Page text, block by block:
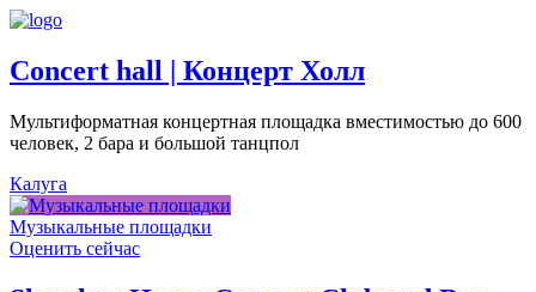
Concert hall | Концерт Холл
Мультиформатная концертная площадка вместимостью до 600
человек, 2 бара и большой танцпол
Калуга
Музыкальные площадки
Оценить сейчас